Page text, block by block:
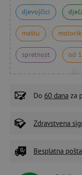
djevojčici
maštu
spretnost od
Do 60 dana za
Zdravstvena
Besplatna